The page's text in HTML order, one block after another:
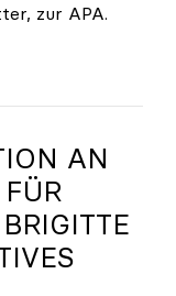
zur APA.
AN